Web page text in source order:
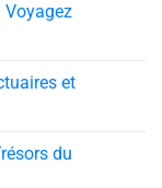
Voyagez
et
du